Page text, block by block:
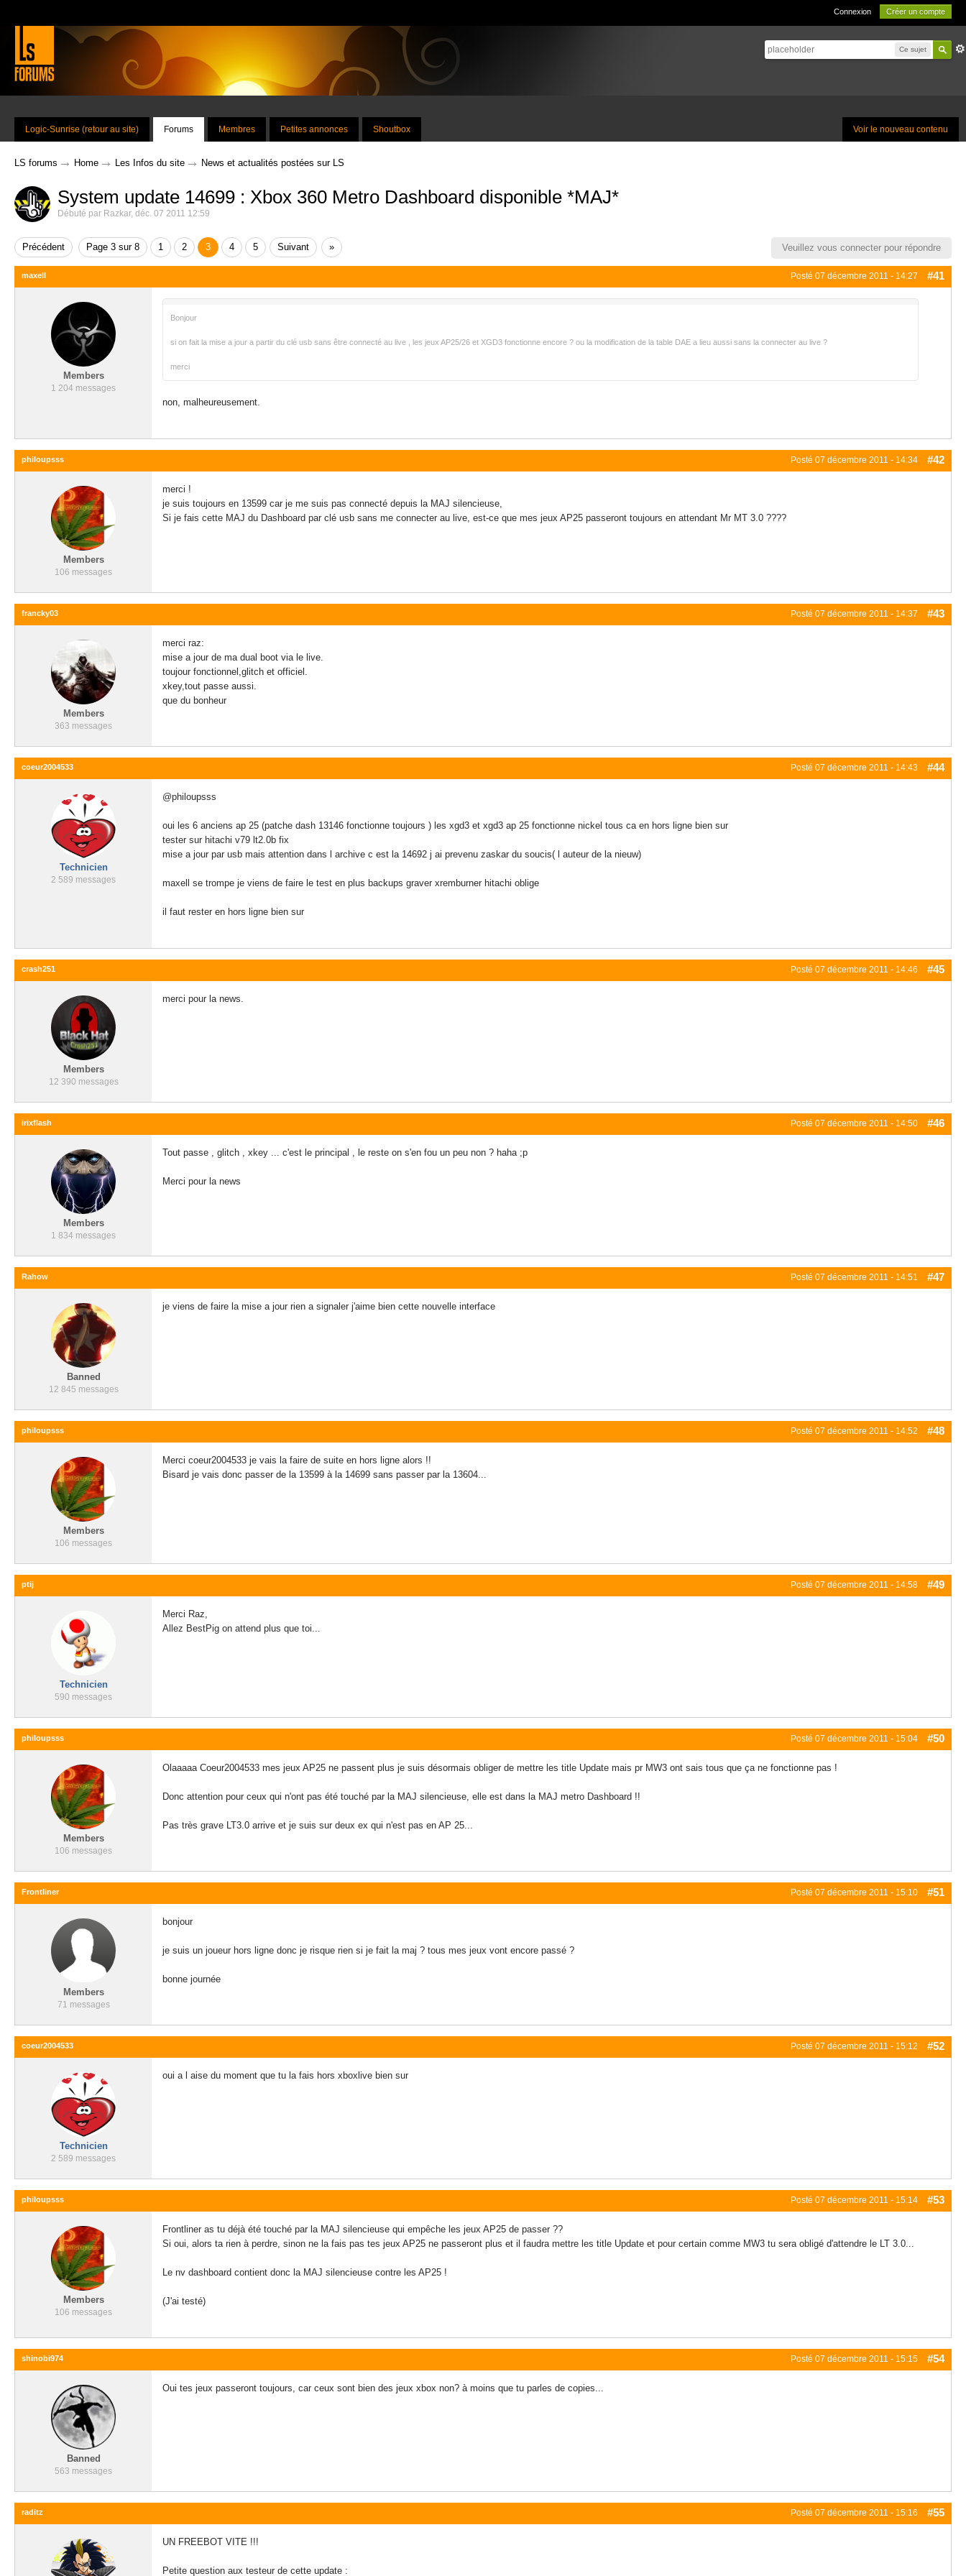
Connexion Créer un compte
Ce sujet
Voir le nouveau contenu
Logic-Sunrise (retour au site) Forums Membres Petites annonces Shoutbox
LS forums → Home → Les Infos du site → News et actualités postées sur LS
System update 14699 : Xbox 360 Metro Dashboard disponible *MAJ*
Débuté par Razkar, déc. 07 2011 12:59
Précédent Page 3 sur 8 1 2 3 4 5 Suivant » Veuillez vous connecter pour répondre
Posté 07 décembre 2011 - 14:27 #41
maxell
Members
1 204 messages
Bonjour
si on fait la mise a jour a partir du clé usb sans être connecté au live , les jeux AP25/26 et XGD3 fonctionne encore ? ou la modification de la table DAE a lieu aussi sans la connecter au live ?
merci
non, malheureusement.
Posté 07 décembre 2011 - 14:34 #42
philoupsss
Members
106 messages
merci !
je suis toujours en 13599 car je me suis pas connecté depuis la MAJ silencieuse,
Si je fais cette MAJ du Dashboard par clé usb sans me connecter au live, est-ce que mes jeux AP25 passeront toujours en attendant Mr MT 3.0 ????
Posté 07 décembre 2011 - 14:37 #43
francky03
Members
363 messages
merci raz:
mise a jour de ma dual boot via le live.
toujour fonctionnel,glitch et officiel.
xkey,tout passe aussi.
que du bonheur
Posté 07 décembre 2011 - 14:43 #44
coeur2004533
Technicien
2 589 messages
@philoupsss
oui les 6 anciens ap 25 (patche dash 13146 fonctionne toujours ) les xgd3 et xgd3 ap 25 fonctionne nickel tous ca en hors ligne bien sur
tester sur hitachi v79 lt2.0b fix
mise a jour par usb mais attention dans l archive c est la 14692 j ai prevenu zaskar du soucis( l auteur de la nieuw)
maxell se trompe je viens de faire le test en plus backups graver xremburner hitachi oblige
il faut rester en hors ligne bien sur
Posté 07 décembre 2011 - 14:46 #45
crash251
Members
12 390 messages
merci pour la news.
Posté 07 décembre 2011 - 14:50 #46
irixflash
Members
1 834 messages
Tout passe , glitch , xkey ... c'est le principal , le reste on s'en fou un peu non ? haha ;p
Merci pour la news
Posté 07 décembre 2011 - 14:51 #47
Rahow
Banned
12 845 messages
je viens de faire la mise a jour rien a signaler j'aime bien cette nouvelle interface
Posté 07 décembre 2011 - 14:52 #48
philoupsss
Members
106 messages
Merci coeur2004533 je vais la faire de suite en hors ligne alors !!
Bisard je vais donc passer de la 13599 à la 14699 sans passer par la 13604...
Posté 07 décembre 2011 - 14:58 #49
ptij
Technicien
590 messages
Merci Raz,
Allez BestPig on attend plus que toi...
Posté 07 décembre 2011 - 15:04 #50
philoupsss
Members
106 messages
Olaaaaa Coeur2004533 mes jeux AP25 ne passent plus je suis désormais obliger de mettre les title Update mais pr MW3 ont sais tous que ça ne fonctionne pas !
Donc attention pour ceux qui n'ont pas été touché par la MAJ silencieuse, elle est dans la MAJ metro Dashboard !!
Pas très grave LT3.0 arrive et je suis sur deux ex qui n'est pas en AP 25...
Posté 07 décembre 2011 - 15:10 #51
Frontliner
Members
71 messages
bonjour
je suis un joueur hors ligne donc je risque rien si je fait la maj ? tous mes jeux vont encore passé ?
bonne journée
Posté 07 décembre 2011 - 15:12 #52
coeur2004533
Technicien
2 589 messages
oui a l aise du moment que tu la fais hors xboxlive bien sur
Posté 07 décembre 2011 - 15:14 #53
philoupsss
Members
106 messages
Frontliner as tu déjà été touché par la MAJ silencieuse qui empêche les jeux AP25 de passer ??
Si oui, alors ta rien à perdre, sinon ne la fais pas tes jeux AP25 ne passeront plus et il faudra mettre les title Update et pour certain comme MW3 tu sera obligé d'attendre le LT 3.0...
Le nv dashboard contient donc la MAJ silencieuse contre les AP25 !
(J'ai testé)
Posté 07 décembre 2011 - 15:15 #54
shinobi974
Banned
563 messages
Oui tes jeux passeront toujours, car ceux sont bien des jeux xbox non? à moins que tu parles de copies...
Posté 07 décembre 2011 - 15:16 #55
raditz
UN FREEBOT VITE !!!
Petite question aux testeur de cette update :